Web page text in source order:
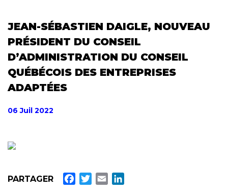
JEAN-SÉBASTIEN DAIGLE, NOUVEAU
PRÉSIDENT DU CONSEIL
D’ADMINISTRATION DU CONSEIL
QUÉBÉCOIS DES ENTREPRISES
ADAPTÉES
06 Juil 2022
PARTAGER